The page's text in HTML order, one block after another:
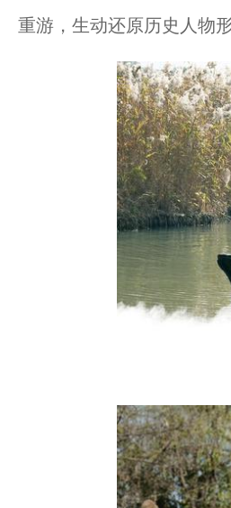
重游，生动还原历史人物